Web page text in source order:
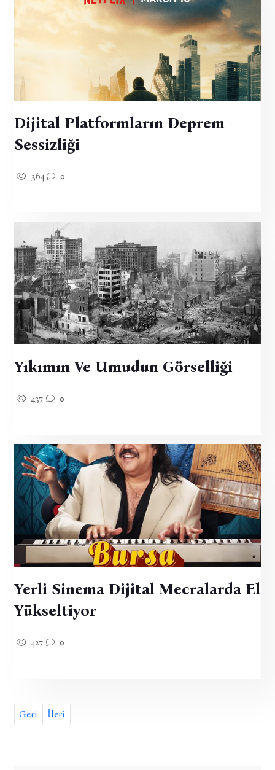
Dijital Platformların Deprem
Sessizliği
364 0
Yıkımın Ve Umudun Görselliği
437 0
Yerli Sinema Dijital Mecralarda El
Yükseltiyor
427 0
Geri İleri